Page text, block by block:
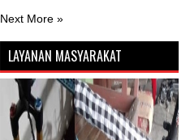
Next More »
LAYANAN MASYARAKAT